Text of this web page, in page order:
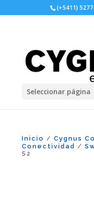
(+5411)
Seleccionar página
Inicio / Cygnus
Conectividad /
S2